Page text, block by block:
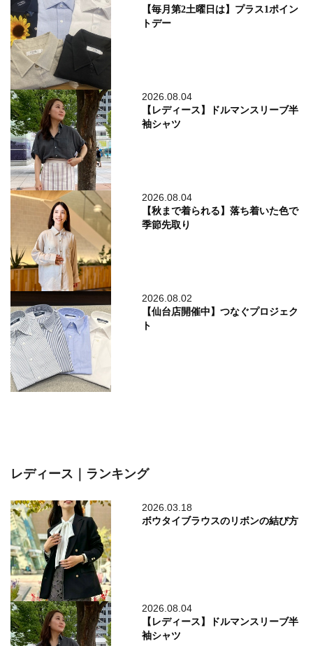
【毎月第2土曜日は】プラス1ポイン
トデー
2026.08.04
【レディース】ドルマンスリーブ半
袖シャツ
2026.08.04
【秋まで着られる】落ち着いた色で
季節先取り
2026.08.02
【仙台店開催中】つなぐプロジェク
ト
レディース｜ランキング
2026.03.18
ボウタイブラウスのリボンの結び方
2026.08.04
【レディース】ドルマンスリーブ半
袖シャツ